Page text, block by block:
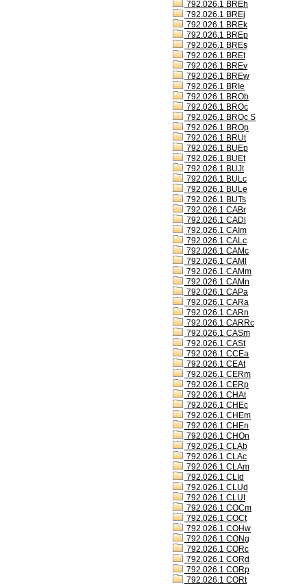
792.026.1 BREh
792.026.1 BREj
792.026.1 BREk
792.026.1 BREp
792.026.1 BREs
792.026.1 BREt
792.026.1 BREv
792.026.1 BREw
792.026.1 BRIe
792.026.1 BROb
792.026.1 BROc
792.026.1 BROc S
792.026.1 BROp
792.026.1 BRUt
792.026.1 BUEp
792.026.1 BUEt
792.026.1 BUJt
792.026.1 BULc
792.026.1 BULe
792.026.1 BUTs
792.026.1 CABr
792.026.1 CADl
792.026.1 CAIm
792.026.1 CALc
792.026.1 CAMc
792.026.1 CAMl
792.026.1 CAMm
792.026.1 CAMn
792.026.1 CAPa
792.026.1 CARa
792.026.1 CARn
792.026.1 CARRc
792.026.1 CASm
792.026.1 CASt
792.026.1 CCEa
792.026.1 CEAt
792.026.1 CERm
792.026.1 CERp
792.026.1 CHAt
792.026.1 CHEc
792.026.1 CHEm
792.026.1 CHEn
792.026.1 CHOn
792.026.1 CLAb
792.026.1 CLAc
792.026.1 CLAm
792.026.1 CLId
792.026.1 CLUd
792.026.1 CLUt
792.026.1 COCm
792.026.1 COCt
792.026.1 COHw
792.026.1 CONg
792.026.1 CORc
792.026.1 CORd
792.026.1 CORp
792.026.1 CORt